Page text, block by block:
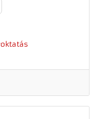
oktatás